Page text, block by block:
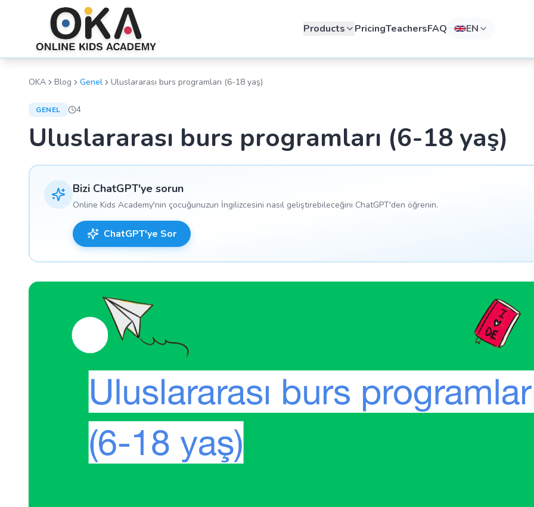
Products PricingTeachersFAQ EN
OKA Blog Genel Uluslararası burs programları (6-18 yaş)
GENEL 4
Uluslararası burs programları (6-18 yaş)
Bizi ChatGPT'ye sorun
Online Kids Academy'nin çocuğunuzun İngilizcesini nasıl geliştirebileceğini ChatGPT'den öğrenin.
ChatGPT'ye Sor